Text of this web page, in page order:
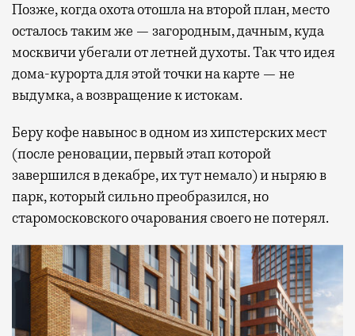
Позже, когда охота отошла на второй план, место
осталось таким же — загородным, дачным, куда
москвичи убегали от летней духоты. Так что идея
дома-курорта для этой точки на карте — не
выдумка, а возвращение к истокам.
Беру кофе навынос в одном из хипстерских мест
(после реновации, первый этап которой
завершился в декабре, их тут немало) и ныряю в
парк, который сильно преобразился, но
старомосковского очарования своего не потерял.